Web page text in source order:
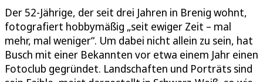
Der 52-Jährige, der seit drei Jahren in Brenig wohnt,
fotografiert hobbymäßig „seit ewiger Zeit – mal
mehr, mal weniger“. Um dabei nicht allein zu sein, hat
Busch mit einer Bekannten vor etwa einem Jahr einen
Fotoclub gegründet. Landschaften und Porträts sind